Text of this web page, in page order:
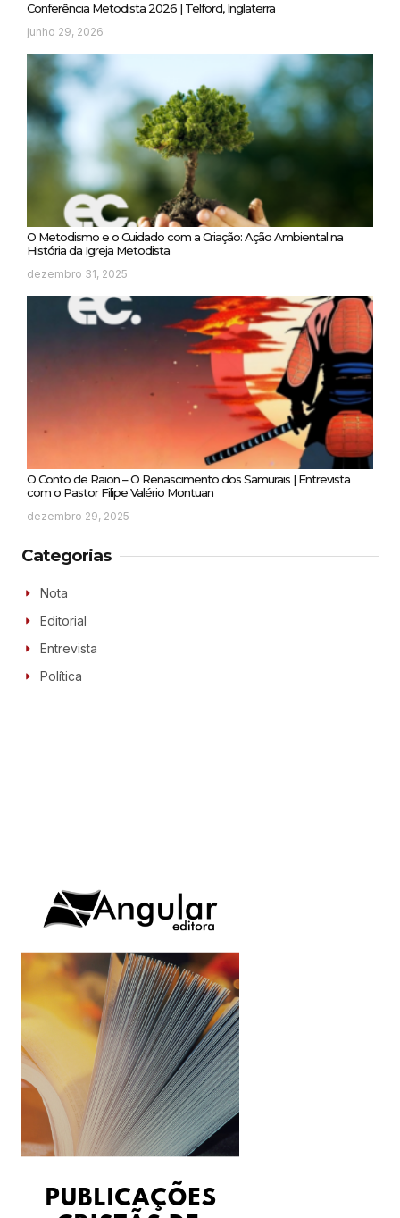
Conferência Metodista 2026 | Telford, Inglaterra
junho 29, 2026
O Metodismo e o Cuidado com a Criação: Ação Ambiental na
História da Igreja Metodista
dezembro 31, 2025
O Conto de Raion – O Renascimento dos Samurais | Entrevista
com o Pastor Filipe Valério Montuan
dezembro 29, 2025
Categorias
Nota
Editorial
Entrevista
Política